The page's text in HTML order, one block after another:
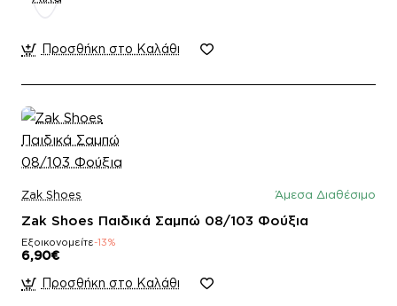
Προσθήκη στο Καλάθι
Zak Shoes Άμεσα Διαθέσιμο
Zak Shoes Παιδικά Σαμπώ 08/103 Φούξια
Εξοικονομείτε-13%
6,90€
Προσθήκη στο Καλάθι